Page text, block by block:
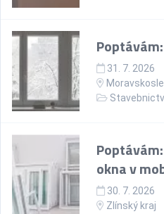
31. 7. 2026
okna v
30. 7. 2026
Zlínský kraj